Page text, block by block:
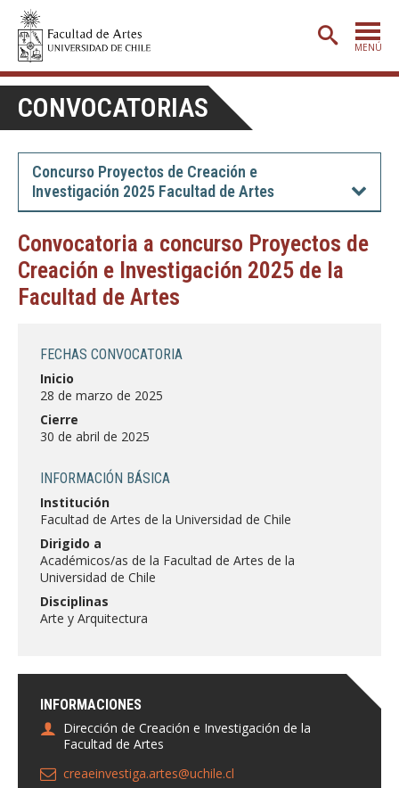
MENÚ
PORTADA
ADMISIÓN
ETAPA BÁSICA
CARRERAS
EXTENSIÓN
CREACIÓN
Académicas/os
CONVOCATORIAS
Concurso Proyectos de Creación e
Investigación 2025 Facultad de Artes
Convocatoria a concurso Proyectos de
Creación e Investigación 2025 de la
Facultad de Artes
INFORMACIONES
Dirección de Creación e Investigación de la
Facultad de Artes
creaeinvestiga.artes@uchile.cl
FECHAS CONVOCATORIA
Inicio
28 de marzo de 2025
Cierre
30 de abril de 2025
INFORMACIÓN BÁSICA
Institución
Facultad de Artes de la Universidad de Chile
Dirigido a
Académicos/as de la Facultad de Artes de la
Universidad de Chile
Disciplinas
Arte y Arquitectura